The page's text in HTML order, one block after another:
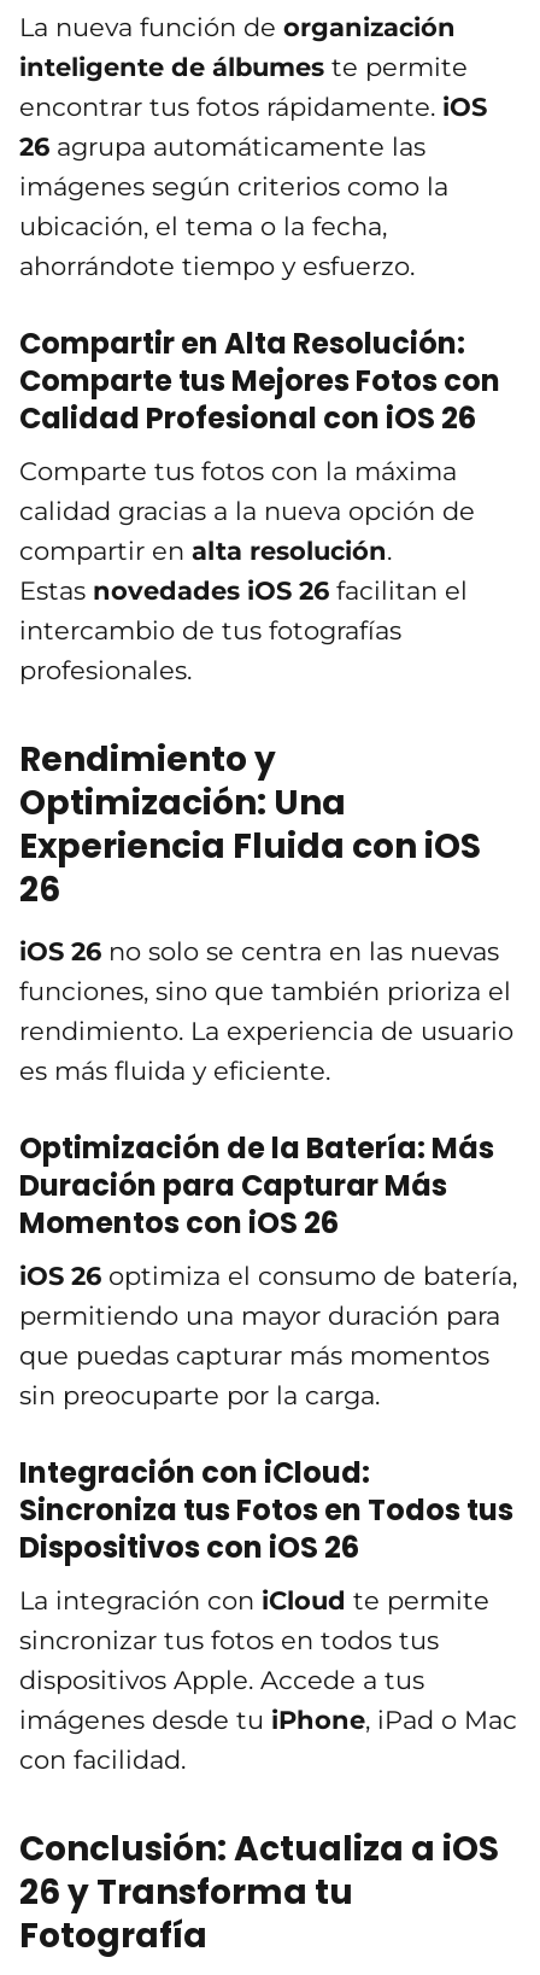
La nueva función de organización
inteligente de álbumes te permite
encontrar tus fotos rápidamente. iOS
26 agrupa automáticamente las
imágenes según criterios como la
ubicación, el tema o la fecha,
ahorrándote tiempo y esfuerzo.
Compartir en Alta Resolución:
Comparte tus Mejores Fotos con
Calidad Profesional con iOS 26
Comparte tus fotos con la máxima
calidad gracias a la nueva opción de
compartir en alta resolución.
Estas novedades iOS 26 facilitan el
intercambio de tus fotografías
profesionales.
Rendimiento y
Optimización: Una
Experiencia Fluida con iOS
26
iOS 26 no solo se centra en las nuevas
funciones, sino que también prioriza el
rendimiento. La experiencia de usuario
es más fluida y eficiente.
Optimización de la Batería: Más
Duración para Capturar Más
Momentos con iOS 26
iOS 26 optimiza el consumo de batería,
permitiendo una mayor duración para
que puedas capturar más momentos
sin preocuparte por la carga.
Integración con iCloud:
Sincroniza tus Fotos en Todos tus
Dispositivos con iOS 26
La integración con iCloud te permite
sincronizar tus fotos en todos tus
dispositivos Apple. Accede a tus
imágenes desde tu iPhone, iPad o Mac
con facilidad.
Conclusión: Actualiza a iOS
26 y Transforma tu
Fotografía